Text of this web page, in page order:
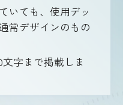
いても、使用デッ
常デザインのもの
字まで掲載しま